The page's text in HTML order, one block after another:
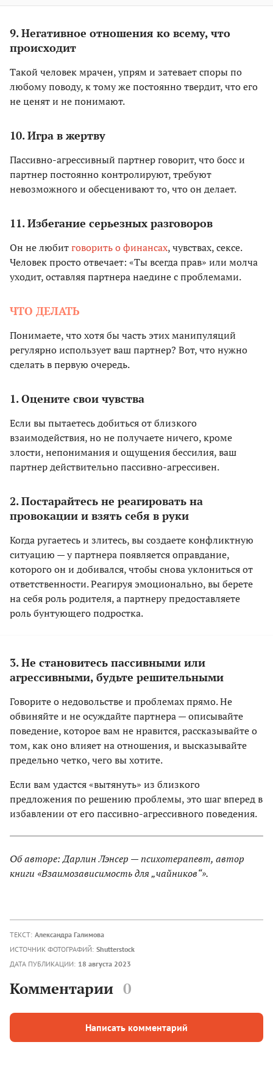
9. Негативное отношения ко всему, что
происходит
Такой человек мрачен, упрям и затевает споры по
любому поводу, к тому же постоянно твердит, что его
не ценят и не понимают.
10. Игра в жертву
Пассивно-агрессивный партнер говорит, что босс и
партнер постоянно контролируют, требуют
невозможного и обесценивают то, что он делает.
11. Избегание серьезных разговоров
Он не любитговорить о финансах, чувствах, сексе.
Человек просто отвечает: «Ты всегда прав» или молча
уходит, оставляя партнера наедине с проблемами.
ЧТО ДЕЛАТЬ
Понимаете, что хотя бы часть этих манипуляций
регулярно использует ваш партнер? Вот, что нужно
сделать в первую очередь.
1. Оцените свои чувства
Если вы пытаетесь добиться от близкого
взаимодействия, но не получаете ничего, кроме
злости, непонимания и ощущения бессилия, ваш
партнер действительно пассивно-агрессивен.
2. Постарайтесь не реагировать на
провокации и взять себя в руки
Когда ругаетесь и злитесь, вы создаете конфликтную
ситуацию — у партнера появляется оправдание,
которого он и добивался, чтобы снова уклониться от
ответственности. Реагируя эмоционально, вы берете
на себя роль родителя, а партнеру предоставляете
роль бунтующего подростка.
3. Не становитесь пассивными или
агрессивными, будьте решительными
Говорите о недовольстве и проблемах прямо. Не
обвиняйте и не осуждайте партнера — описывайте
поведение, которое вам не нравится, рассказывайте о
том, как оно влияет на отношения, и высказывайте
предельно четко, чего вы хотите.
Если вам удастся «вытянуть» из близкого
предложения по решению проблемы, это шаг вперед в
избавлении от его пассивно-агрессивного поведения.
Об авторе: Дарлин Лэнсер — психотерапевт, автор
книги «Взаимозависимость для „чайников“».
ТЕКСТ: Александра Галимова
ИСТОЧНИК ФОТОГРАФИЙ: Shutterstock
ДАТА ПУБЛИКАЦИИ: 18 августа 2023
Комментарии 0
Написать комментарий